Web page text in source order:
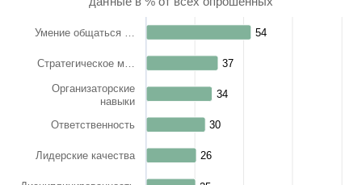
The chart has 1 X axis displaying categories.
The chart has 1 Y axis displaying values. Range: 0 to 100.
54
54
37
37
34
34
30
30
26
26
Умение общаться …
Стратегическое м…
Организаторские
навыки
Ответственность
Лидерские качества